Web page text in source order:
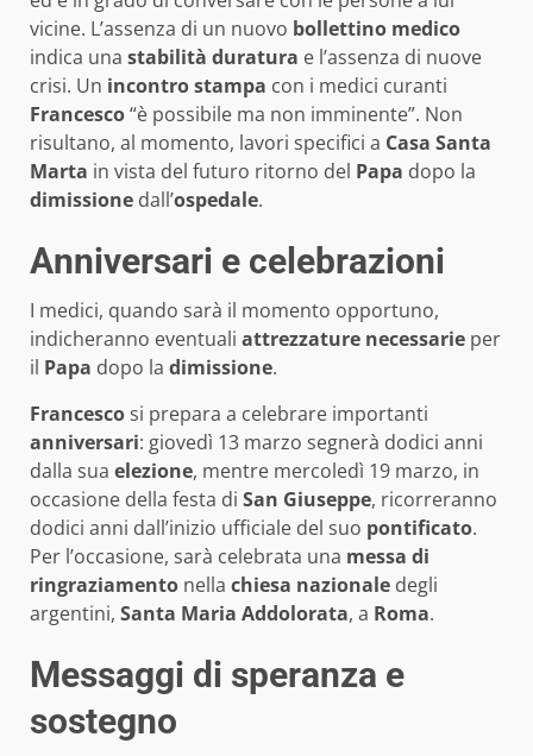
vicine. L’assenza di un nuovo bollettino medico
indica una stabilità duratura e l’assenza di nuove
crisi. Un incontro stampa con i medici curanti
Francesco“è possibile ma non imminente”. Non
risultano, al momento, lavori specifici a Casa Santa
Marta in vista del futuro ritorno del Papa dopo la
dimissione dall’ospedale.
Anniversari e celebrazioni
I medici, quando sarà il momento opportuno,
indicheranno eventuali attrezzature necessarie per
il Papa dopo la dimissione.
Francescosi prepara a celebrare importanti
anniversari: giovedì 13 marzo segnerà dodici anni
dalla sua elezione, mentre mercoledì 19 marzo, in
occasione della festa di San Giuseppe, ricorreranno
dodici anni dall’inizio ufficiale del suo pontificato.
Per l’occasione, sarà celebrata una messa di
ringraziamento nella chiesa nazionale degli
argentini, Santa Maria Addolorata, a Roma.
Messaggi di speranza e
sostegno